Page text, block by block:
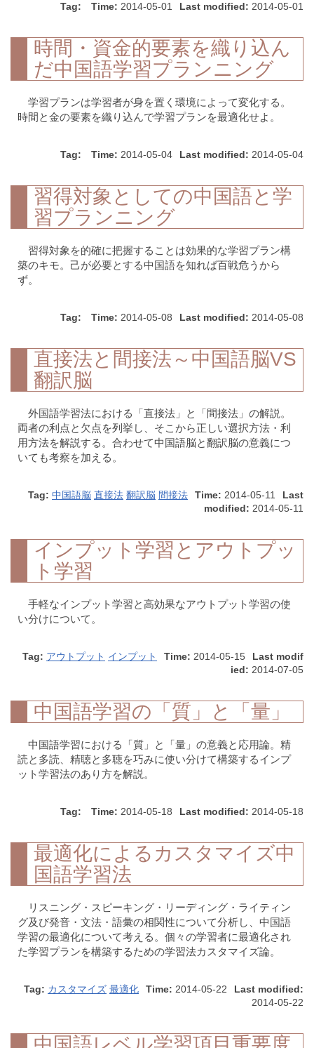
Tag: Time: 2014-05-01 Last modified: 2014-05-01
時間・資金的要素を織り込ん
だ中国語学習プランニング
学習プランは学習者が身を置く環境によって変化する。
時間と金の要素を織り込んで学習プランを最適化せよ。
Tag: Time: 2014-05-04 Last modified: 2014-05-04
習得対象としての中国語と学
習プランニング
習得対象を的確に把握することは効果的な学習プラン構
築のキモ。己が必要とする中国語を知れば百戦危うから
ず。
Tag: Time: 2014-05-08 Last modified: 2014-05-08
直接法と間接法～中国語脳VS
翻訳脳
外国語学習法における「直接法」と「間接法」の解説。
両者の利点と欠点を列挙し、そこから正しい選択方法・利
用方法を解説する。合わせて中国語脳と翻訳脳の意義につ
いても考察を加える。
Tag: 中国語脳 直接法 翻訳脳 間接法 Time: 2014-05-11
Last
modified: 2014-05-11
インプット学習とアウトプッ
ト学習
手軽なインプット学習と高効果なアウトプット学習の使
い分けについて。
Tag: アウトプット インプット Time: 2014-05-15
Last modif
ied: 2014-07-05
中国語学習の「質」と「量」
中国語学習における「質」と「量」の意義と応用論。精
読と多読、精聴と多聴を巧みに使い分けて構築するインプ
ット学習法のあり方を解説。
Tag: Time: 2014-05-18 Last modified: 2014-05-18
最適化によるカスタマイズ中
国語学習法
リスニング・スピーキング・リーディング・ライティン
グ及び発音・文法・語彙の相関性について分析し、中国語
学習の最適化について考える。個々の学習者に最適化され
た学習プランを構築するための学習法カスタマイズ論。
Tag: カスタマイズ 最適化 Time: 2014-05-22
Last modified:
2014-05-22